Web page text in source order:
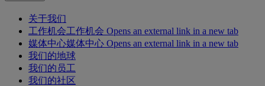
关于我们
工作机会工作机会 Opens an external link in a new tab
媒体中心媒体中心 Opens an external link in a new tab
我们的地球
我们的员工
我们的社区